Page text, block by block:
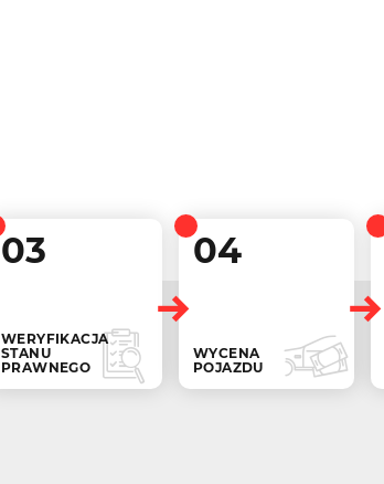
03
WERYFIKACJA
STANU
PRAWNEGO
04
WYCENA
POJAZDU